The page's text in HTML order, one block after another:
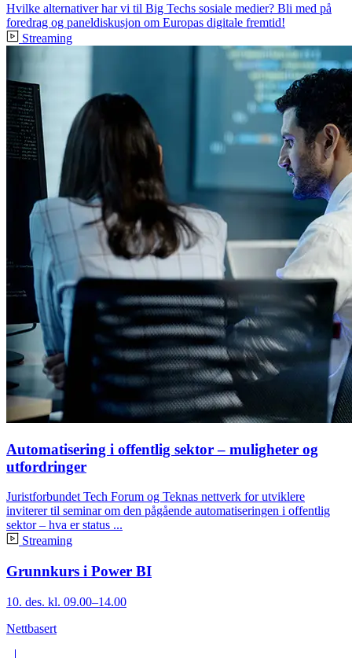
Hvilke alternativer har vi til Big Techs sosiale medier? Bli med på
foredrag og paneldiskusjon om Europas digitale fremtid!
Streaming
Automatisering i offentlig sektor – muligheter og
utfordringer
Juristforbundet Tech Forum og Teknas nettverk for utviklere
inviterer til seminar om den pågående automatiseringen i offentlig
sektor – hva er status ...
Streaming
Grunnkurs i Power BI
10. des. kl. 09.00–14.00
Nettbasert